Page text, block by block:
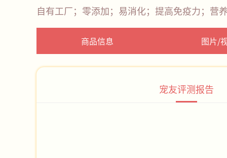
自有工厂；零添加；易消化；提高免疫力；营
商品信息 图片/
宠友评测报告